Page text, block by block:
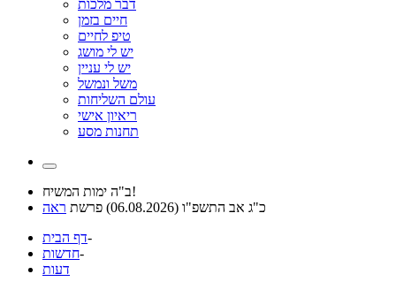
דבר מלכות
חיים בזמן
טיפ לחיים
יש לי מושג
יש לי עניין
משל ונמשל
עולם השליחות
ריאיון אישי
תחנות מסע
ב"ה ימות המשיח!
כ"ג אב התשפ"ו (06.08.2026) פרשת
ראה
דף הבית-
חדשות-
דעות